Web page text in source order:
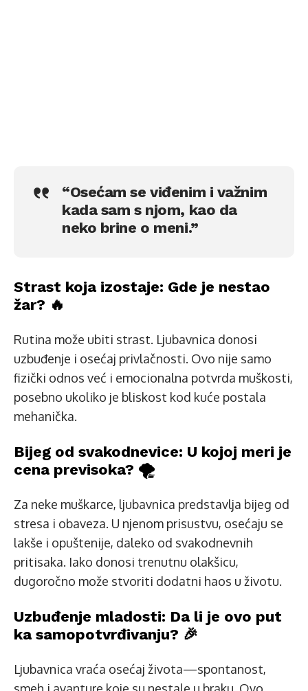
“Osećam se viđenim i važnim
kada sam s njom, kao da
neko brine o meni.”
Strast koja izostaje: Gde je nestao
žar? 🔥
Rutina može ubiti strast. Ljubavnica donosi
uzbuđenje i osećaj privlačnosti. Ovo nije samo
fizički odnos već i emocionalna potvrda muškosti,
posebno ukoliko je bliskost kod kuće postala
mehanička.
Bijeg od svakodnevice: U kojoj meri je
cena previsoka? 🌪️
Za neke muškarce, ljubavnica predstavlja bijeg od
stresa i obaveza. U njenom prisustvu, osećaju se
lakše i opuštenije, daleko od svakodnevnih
pritisaka. Iako donosi trenutnu olakšicu,
dugoročno može stvoriti dodatni haos u životu.
Uzbuđenje mladosti: Da li je ovo put
ka samopotvrđivanju? 🎉
Ljubavnica vraća osećaj života—spontanost,